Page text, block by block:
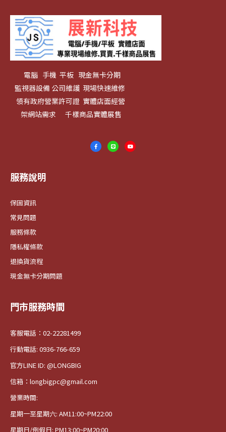
電腦 手機 平板 現金無卡分期
監視器設備 公司維護 現場快速維修
領有政府營業許可證 實體店面經營
架網站需求 千樣商品實體展售
服務說明
保固資訊
常見問題
服務條款
隱私權條款
退換貨流程
現金無卡分期問題
門市服務時間
客服電話：02-22281499
行動電話: 0936-766-659
官方LINE ID: @LONGBIG
信箱：longbigpc@gmail.com
營業時間:
星期一至星期六: AM11:00~PM22:00
星期日/例假日: PM13:00~PM20:00